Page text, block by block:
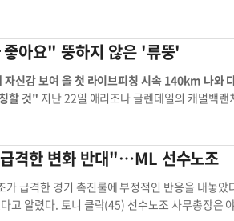
거뒀다. 마레로는 3-4로 지고 있던 9회말 무사 1,
다. 이승권 기자
아요" 뚱하지 않은 '류뚱'
자신감 보여 올 첫 라이브피칭 시속 140km 나
할 것"
주어지는 사이영상을 세 차례나 받은 선수다. 류
커쇼의 불펜피칭을 류현진이 이렇게까지 열심히 관찰하는 이유는 뭘
게 많아요. 준비하는 과정부터 공을 던지는 순간까지 다 보고 싶어요." 진
에게 농담을 하고 장난도 쳤다. 이날은 류현진에게도 중요한 날이었다. 그는 지난 20일 올해 첫 라
실전처럼 던지는 훈련)을 했다. 류현진은 1이
격한 변화 반대"…ML 선수노조
룰에 부정적인 반응을 내놓았다. ESPN은 21일 메이저리그 선수노조가 경기 속도를 높이기 위해 규
고 알렸다. 토니 클락(45) 선수노조 사무총장은